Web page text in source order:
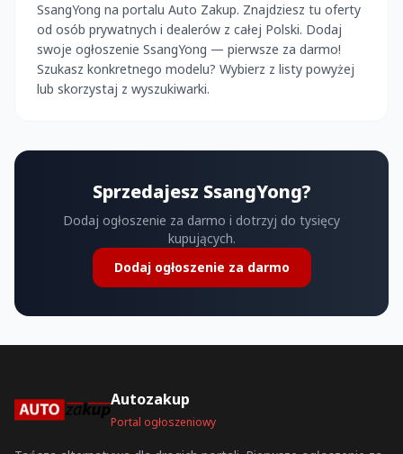
SsangYong na portalu Auto Zakup. Znajdziesz tu oferty
od osób prywatnych i dealerów z całej Polski. Dodaj
swoje ogłoszenie SsangYong — pierwsze za darmo!
Szukasz konkretnego modelu? Wybierz z listy powyżej
lub skorzystaj z wyszukiwarki.
Sprzedajesz SsangYong?
Dodaj ogłoszenie za darmo i dotrzyj do tysięcy
kupujących.
Dodaj ogłoszenie za darmo
Autozakup
Portal ogłoszeniowy